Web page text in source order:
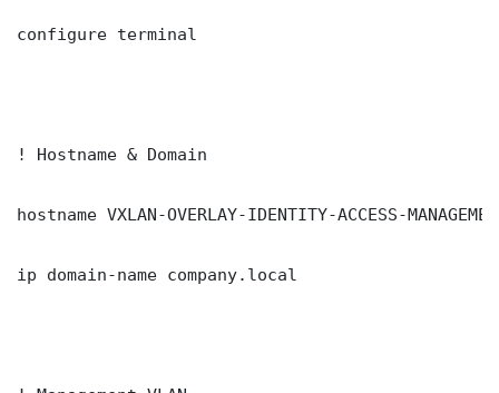
configure terminal
! Hostname & Domain
hostname VXLAN-OVERLAY-IDENTITY-ACCESS-
ip domain-name company.local